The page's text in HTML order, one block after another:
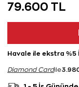
79.600 TL
Havale ile ekstra %5
Diamond Cardile